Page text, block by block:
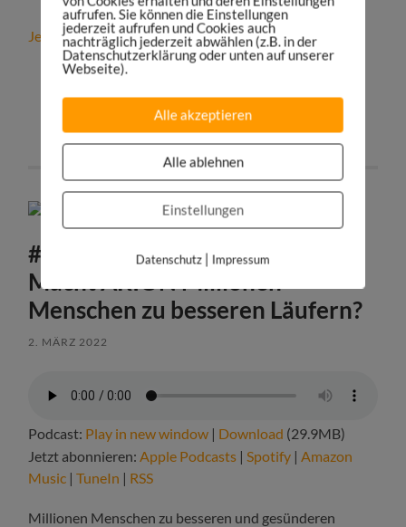
Jetzt kostenfreies Strategiegespräch vereinbaren!
teilen
#341: Laufschuh Revolution:
Macht ARION Millionen
Menschen zu besseren Läufern?
2. MÄRZ 2022
Podcast: Play in new window | Download (29.9MB)
Jetzt abonnieren:Apple Podcasts |Spotify |Amazon
Music |TuneIn | RSS
Millionen Menschen zu besseren und gesünderen
aufrufen. Sie können die Einstellungen
jederzeit aufrufen und Cookies auch
nachträglich jederzeit abwählen (z.B. in der
Datenschutzerklärung oder unten auf unserer
Webseite).
Alle akzeptieren
Alle ablehnen
Einstellungen
Datenschutz| Impressum